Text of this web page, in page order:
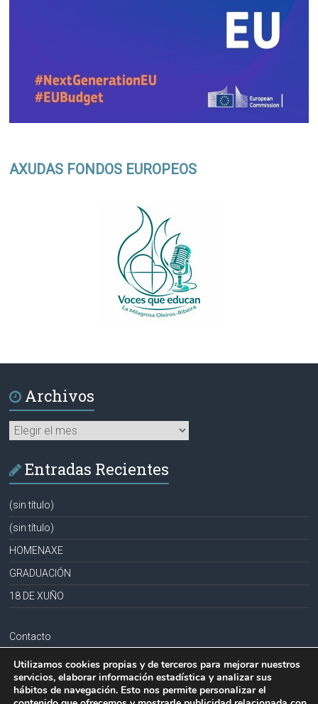
AXUDAS FONDOS EUROPEOS
Archivos
Archivos
Entradas Recientes
(sin título)
(sin título)
HOMENAXE
GRADUACIÓN
18 DE XUÑO
Contacto
Aviso legal
Política de privacidad
Utilizamos cookies propias y de terceros para mejorar nuestros
servicios, elaborar información estadística y analizar sus
hábitos de navegación. Esto nos permite personalizar el